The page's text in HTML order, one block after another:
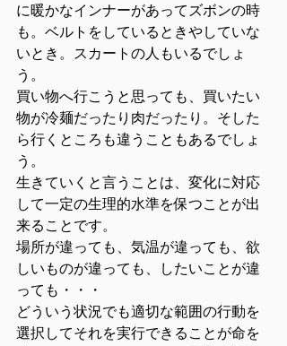
に暖かなインナーがあってズボンの時
も。ベルトをしているときやしていな
いとき。スカートの人もいるでしょ
う。
買い物へ行こうと思っても、買いたい
物が冷麺だったり肉だったり。そした
ら行くところも違うこともあるでしょ
う。
生きていくと言うことは、変化に対応
して一定の生理的水準を保つことが出
来ることです。
場所が違っても、気温が違っても、欲
しいものが違っても、したいことが違
っても・・・
どういう状況でも適切な範囲の行動を
選択してそれを実行できることが命を